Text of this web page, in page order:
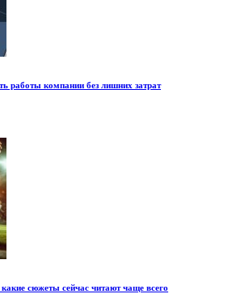
работы компании без лишних затрат
сюжеты сейчас читают чаще всего